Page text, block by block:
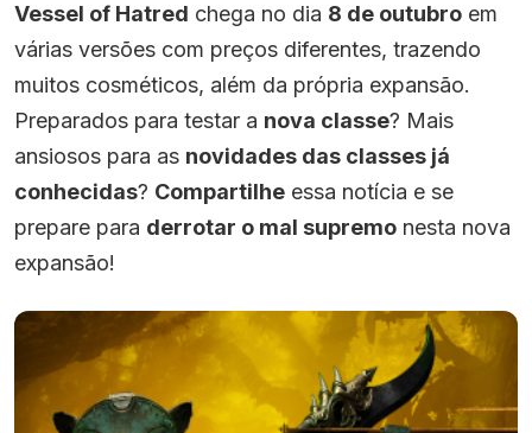
Vessel of Hatred chega no dia 8 de outubro em
várias versões com preços diferentes, trazendo
muitos cosméticos, além da própria expansão.
Preparados para testar a nova classe? Mais
ansiosos para as novidades das classes já
conhecidas? Compartilhe essa notícia e se
prepare para derrotar o mal supremo nesta nova
expansão!